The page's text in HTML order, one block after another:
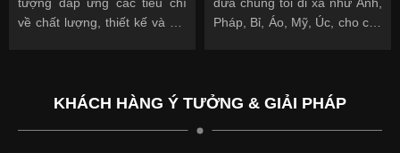
về chất lượng, thiết kế và giá
Pháp, Bỉ, Áo, Mỹ, Úc, cho các
KHÁCH HÀNG Ý TƯỞNG & GIẢI PHÁP